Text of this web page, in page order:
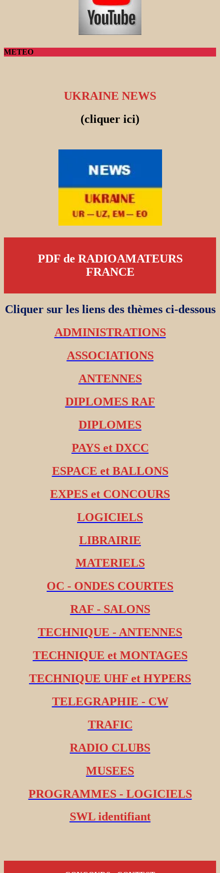
METEO
UKRAINE NEWS
(cliquer ici)
PDF de RADIOAMATEURS
FRANCE
Cliquer sur les liens des thèmes ci-dessous
ADMINISTRATIONS
ASSOCIATIONS
ANTENNES
DIPLOMES RAF
DIPLOMES
PAYS et DXCC
ESPACE et BALLONS
EXPES et CONCOURS
LOGICIELS
LIBRAIRIE
MATERIELS
OC - ONDES COURTES
RAF - SALONS
TECHNIQUE - ANTENNES
TECHNIQUE et MONTAGES
TECHNIQUE UHF et HYPERS
TELEGRAPHIE - CW
TRAFIC
RADIO CLUBS
MUSEES
PROGRAMMES - LOGICIELS
SWL identifiant